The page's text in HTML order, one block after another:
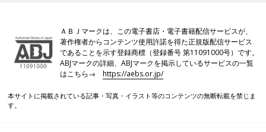
ＡＢＪマークは、この電子書店・電子書籍配信サービスが、
著作権者からコンテンツ使用許諾を得た正規版配信サービス
であることを示す登録商標（登録番号 第11091000号）です。
ABJマークの詳細、ABJマークを掲示しているサービスの一覧
はこちら→https://aebs.or.jp/
本サイトに掲載されている記事・写真・イラスト等のコンテンツの無断転載を禁じま
す。